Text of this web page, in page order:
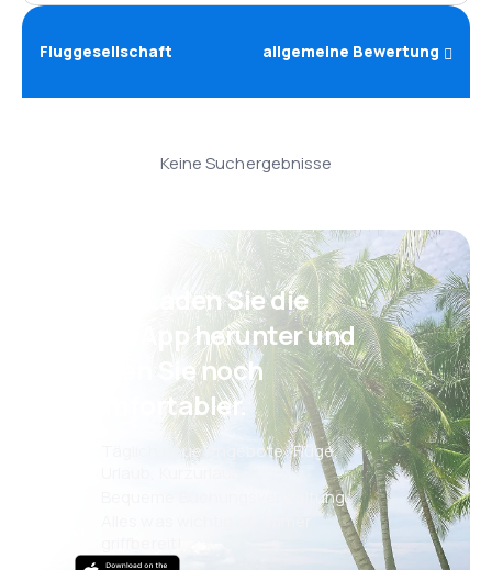
Fluggesellschaft allgemeine Bewertung
Keine Suchergebnisse
Psst! Laden Sie die
eSky App herunter und
reisen Sie noch
komfortabler.
Täglich neue Angebote: Flüge,
Bequeme Buchungsverwaltung